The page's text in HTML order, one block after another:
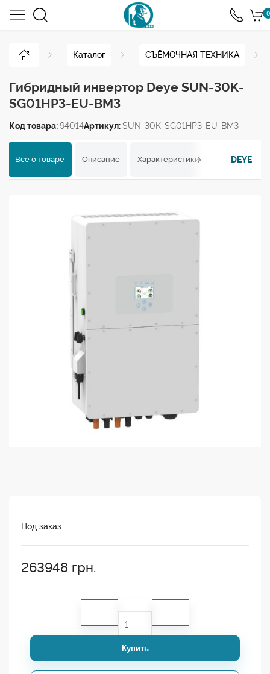
0
Каталог СЪЁМОЧНАЯ ТЕХНИКА
Гибридный инвертор Deye SUN-30K-
SG01HP3-EU-BM3
Код товара:94014Артикул:SUN-30K-SG01HP3-EU-BM3
Все о товаре Описание Характеристики Отзывы
DEYE
Под заказ
263948 грн.
Купить